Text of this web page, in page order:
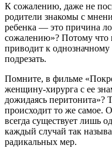
К сожалению, даже не
родители знакомы с
ребенка — это причина
сожалению»? Потому что
приводит к
подрезать.
Помните, в фильме
женщину-хирурга с ее
дожидаясь перитонита»?
происходит то же самое.
всегда существует лишь
каждый случай так
радикальных мер.